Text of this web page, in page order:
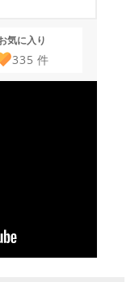
気に入り
335 件